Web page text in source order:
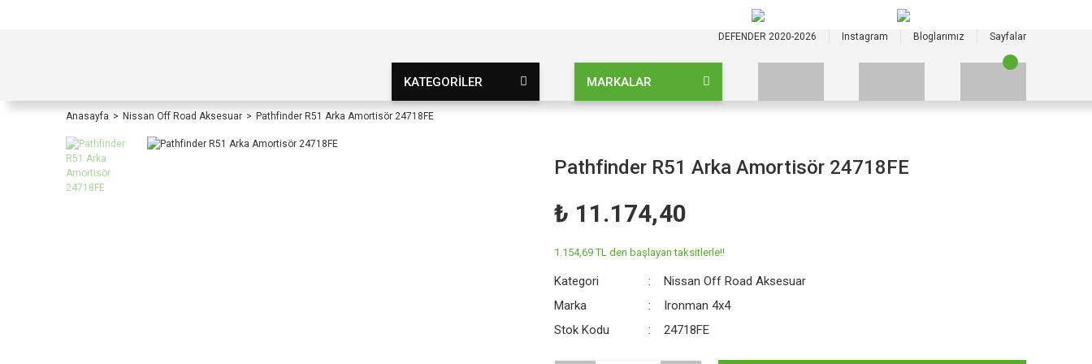
DEFENDER 2020-2026 Instagram Bloglarımız Sayfalar
KATEGORİLER MARKALAR
Anasayfa Nissan Off Road Aksesuar Pathfinder R51 Arka Amortisör 24718FE
Pathfinder R51 Arka Amortisör 24718FE
₺ 11.174,40
1.154,69 TL den başlayan taksitlerle!!
Kategori
Nissan Off Road Aksesuar
Marka
Ironman 4x4
Stok Kodu
24718FE